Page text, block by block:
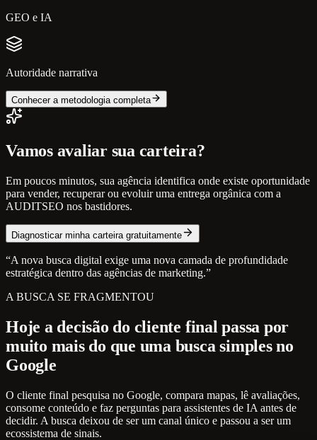
GEO e IA
Autoridade narrativa
Conhecer a metodologia completa
Vamos avaliar sua carteira?
Em poucos minutos, sua agência identifica onde existe oportunidade
para vender, recuperar ou evoluir uma entrega orgânica com a
AUDITSEO nos bastidores.
Diagnosticar minha carteira gratuitamente
“A nova busca digital exige uma nova camada de profundidade
estratégica dentro das agências de marketing.”
A BUSCA SE FRAGMENTOU
Hoje a decisão do cliente final passa por
muito mais do que uma busca simples no
Google
O cliente final pesquisa no Google, compara mapas, lê avaliações,
consome conteúdo e faz perguntas para assistentes de IA antes de
decidir. A busca deixou de ser um canal único e passou a ser um
ecossistema de sinais.